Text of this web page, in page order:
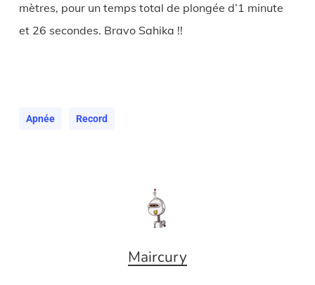
mètres, pour un temps total de plongée d’1 minute
et 26 secondes. Bravo Sahika !!
Apnée Record
Maircury